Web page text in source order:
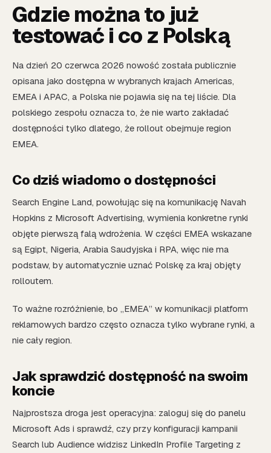
Gdzie można to już
testować i co z Polską
Na dzień 20 czerwca 2026 nowość została publicznie
opisana jako dostępna w wybranych krajach Americas,
EMEA i APAC, a Polska nie pojawia się na tej liście. Dla
polskiego zespołu oznacza to, że nie warto zakładać
dostępności tylko dlatego, że rollout obejmuje region
EMEA.
Co dziś wiadomo o dostępności
Search Engine Land, powołując się na komunikację Navah
Hopkins z Microsoft Advertising, wymienia konkretne rynki
objęte pierwszą falą wdrożenia. W części EMEA wskazane
są Egipt, Nigeria, Arabia Saudyjska i RPA, więc nie ma
podstaw, by automatycznie uznać Polskę za kraj objęty
rolloutem.
To ważne rozróżnienie, bo „EMEA” w komunikacji platform
reklamowych bardzo często oznacza tylko wybrane rynki, a
nie cały region.
Jak sprawdzić dostępność na swoim
koncie
Najprostsza droga jest operacyjna: zaloguj się do panelu
Microsoft Ads i sprawdź, czy przy konfiguracji kampanii
Search lub Audience widzisz LinkedIn Profile Targeting z